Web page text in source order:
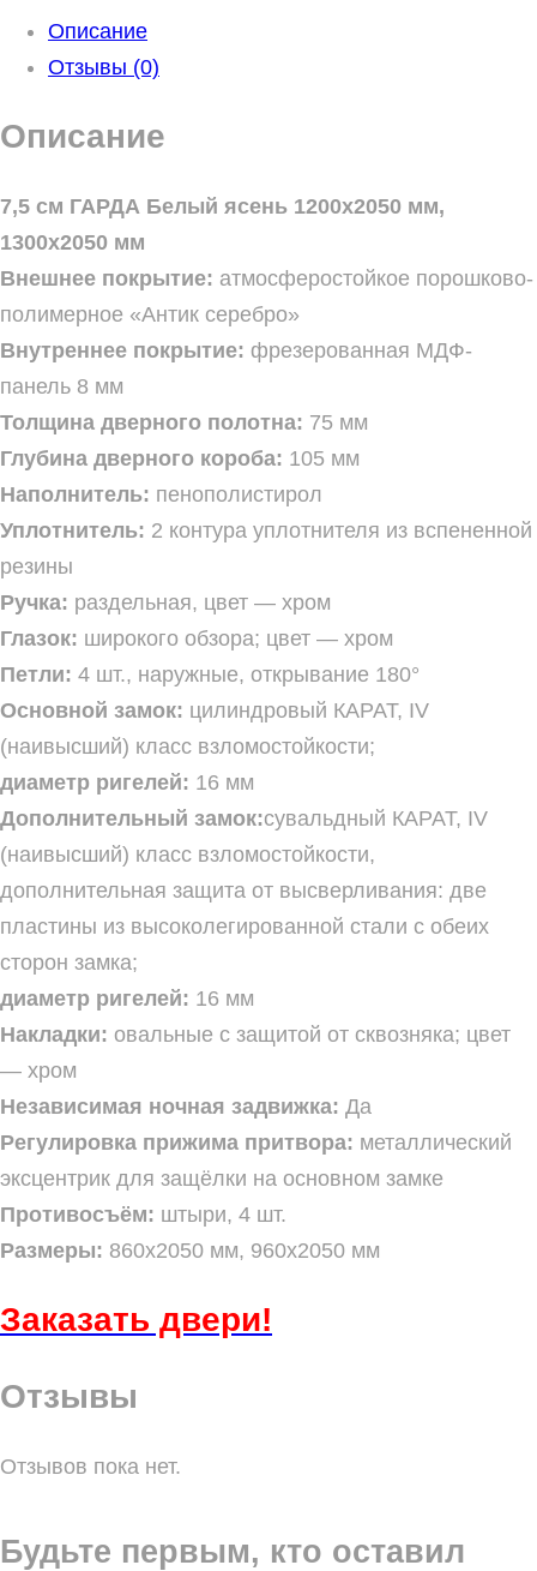
Описание
Отзывы (0)
Описание
7,5 см ГАРДА Белый ясень 1200х2050 мм,
1300х2050 мм
Внешнее покрытие: атмосферостойкое порошково-
полимерное «Антик серебро»
Внутреннее покрытие: фрезерованная МДФ-
панель 8 мм
Толщина дверного полотна: 75 мм
Глубина дверного короба: 105 мм
Наполнитель: пенополистирол
Уплотнитель: 2 контура уплотнителя из вспененной
резины
Ручка: раздельная, цвет — хром
Глазок: широкого обзора; цвет — хром
Петли: 4 шт., наружные, открывание 180°
Основной замок: цилиндровый КАРАТ, IV
(наивысший) класс взломостойкости;
диаметр ригелей: 16 мм
Дополнительный замок:сувальдный КАРАТ, IV
(наивысший) класс взломостойкости,
дополнительная защита от высверливания: две
пластины из высоколегированной стали с обеих
сторон замка;
диаметр ригелей: 16 мм
Накладки: овальные с защитой от сквозняка; цвет
— хром
Независимая ночная задвижка: Да
Регулировка прижима притвора: металлический
эксцентрик для защёлки на основном замке
Противосъём: штыри, 4 шт.
Размеры: 860х2050 мм, 960х2050 мм
Заказать двери!
Отзывы
Отзывов пока нет.
Будьте первым, кто оставил